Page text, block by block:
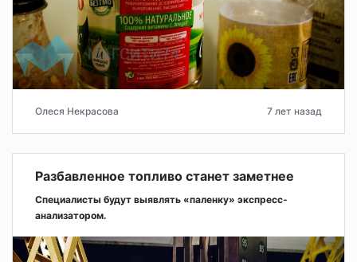
Олеся Некрасова 7 лет назад
Разбавленное топливо станет заметнее
Специалисты будут выявлять «паленку» экспресс-
анализатором.